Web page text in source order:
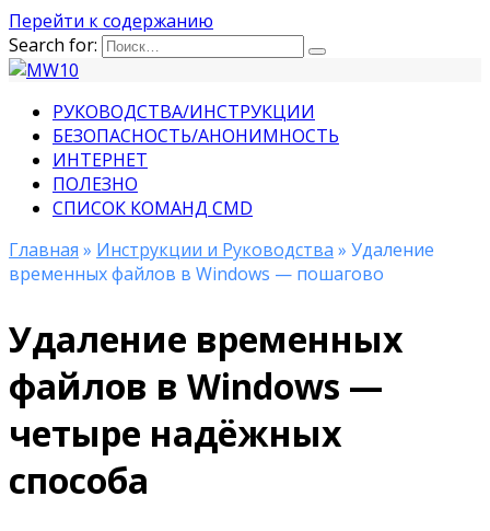
Перейти к содержанию
Search for:
РУКОВОДСТВА/ИНСТРУКЦИИ
БЕЗОПАСНОСТЬ/АНОНИМНОСТЬ
ИНТЕРНЕТ
ПОЛЕЗНО
СПИСОК КОМАНД CMD
Главная » Инструкции и Руководства » Удаление
временных файлов в Windows — пошагово
Удаление временных
файлов в Windows —
четыре надёжных
способа